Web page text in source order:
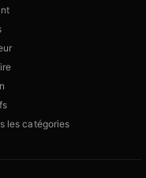
les catégories